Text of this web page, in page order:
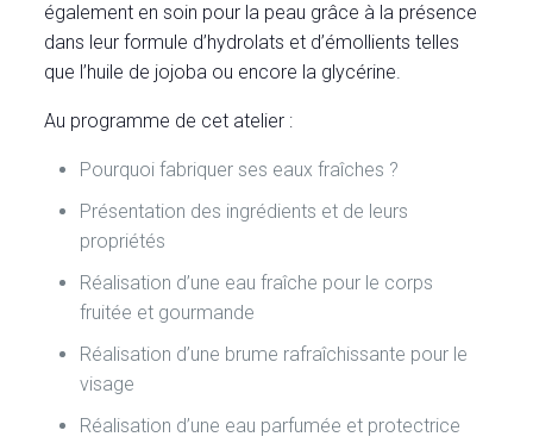
également en soin pour la peau grâce à la présence
dans leur formule d’hydrolats et d’émollients telles
que l’huile de jojoba ou encore la glycérine.
Au programme de cet atelier :
Pourquoi fabriquer ses eaux fraîches ?
Présentation des ingrédients et de leurs
propriétés
Réalisation d’une eau fraîche pour le corps
fruitée et gourmande
Réalisation d’une brume rafraîchissante pour le
visage
Réalisation d’une eau parfumée et protectrice